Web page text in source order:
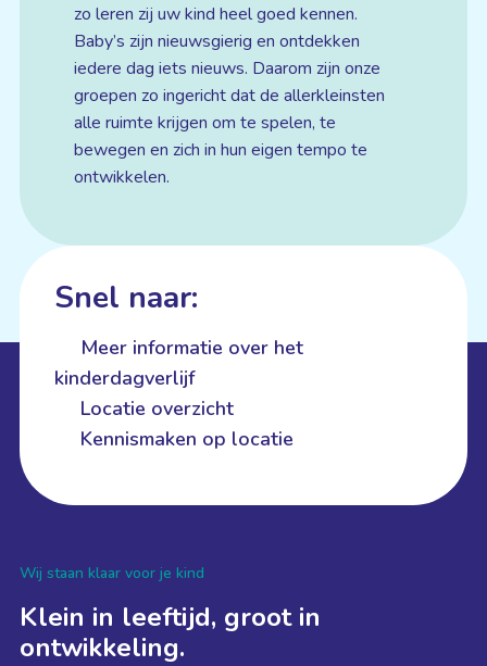
zo leren zij uw kind heel goed kennen.
Baby’s zijn nieuwsgierig en ontdekken
iedere dag iets nieuws. Daarom zijn onze
groepen zo ingericht dat de allerkleinsten
alle ruimte krijgen om te spelen, te
bewegen en zich in hun eigen tempo te
ontwikkelen.
Snel naar:
Meer informatie over het
kinderdagverlijf
Locatie overzicht
Kennismaken op locatie
Wij staan klaar voor je kind
Klein in leeftijd, groot in
ontwikkeling.